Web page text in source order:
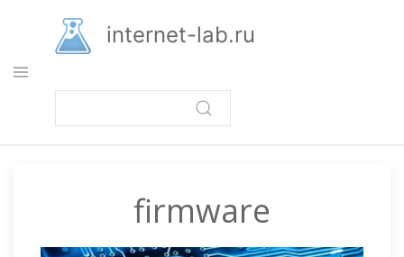
основному
содержанию
internet-lab.ru
firmware